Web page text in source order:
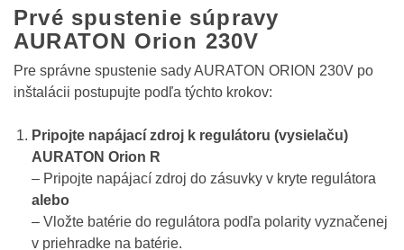
Prvé spustenie súpravy
AURATON Orion 230V
Pre správne spustenie sady AURATON ORION 230V po
inštalácii postupujte podľa týchto krokov:
Pripojte napájací zdroj k regulátoru (vysielaču)
AURATON Orion R
– Pripojte napájací zdroj do zásuvky v kryte regulátora
alebo
– Vložte batérie do regulátora podľa polarity vyznačenej
v priehradke na batérie.